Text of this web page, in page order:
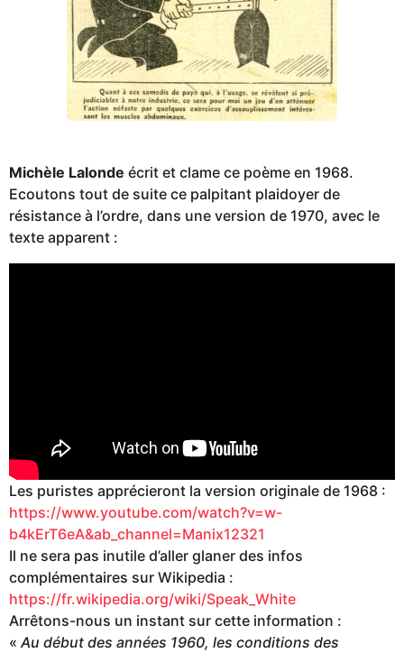
Michèle Lalonde écrit et clame ce poème en 1968.
Ecoutons tout de suite ce palpitant plaidoyer de
résistance à l’ordre, dans une version de 1970, avec le
texte apparent :
Les puristes apprécieront la version originale de 1968 :
https://www.youtube.com/watch?v=w-
b4kErT6eA&ab_channel=Manix12321
Il ne sera pas inutile d’aller glaner des infos
complémentaires sur Wikipedia :
https://fr.wikipedia.org/wiki/Speak_White
Arrêtons-nous un instant sur cette information :
«Au début des années 1960, les conditions des